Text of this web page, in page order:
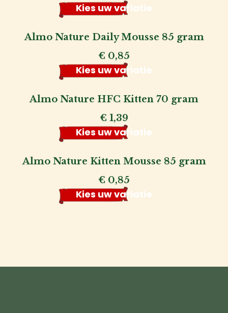
prijs
was:
€ 49,95.
prijs
€ 29,95.
Kies uw variatie
Almo Nature Daily Mousse 85 gram
€ 0,85
Kies uw variatie
Almo Nature HFC Kitten 70 gram
€ 1,39
Kies uw variatie
Almo Nature Kitten Mousse 85 gram
€ 0,85
Kies uw variatie